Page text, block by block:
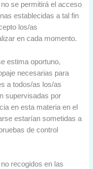
se permitirá el acceso
establecidas a tal fin
los/as
en cada momento.
estima oportuno,
necesarias para
a todos/as los/as
supervisadas por
en esta materia en el
estarían sometidas a
de control
recogidos en las